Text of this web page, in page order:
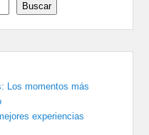
Buscar
Los momentos más
experiencias